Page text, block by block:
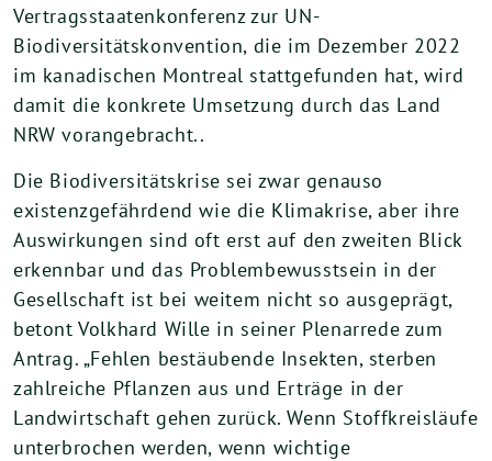
Vertragsstaatenkonferenz zur UN-
Biodiversitätskonvention, die im Dezember 2022
im kanadischen Montreal stattgefunden hat, wird
damit die konkrete Umsetzung durch das Land
NRW vorangebracht..
Die Biodiversitätskrise sei zwar genauso
existenzgefährdend wie die Klimakrise, aber ihre
Auswirkungen sind oft erst auf den zweiten Blick
erkennbar und das Problembewusstsein in der
Gesellschaft ist bei weitem nicht so ausgeprägt,
betont Volkhard Wille in seiner Plenarrede zum
Antrag. „Fehlen bestäubende Insekten, sterben
zahlreiche Pflanzen aus und Erträge in der
Landwirtschaft gehen zurück. Wenn Stoffkreisläufe
unterbrochen werden, wenn wichtige